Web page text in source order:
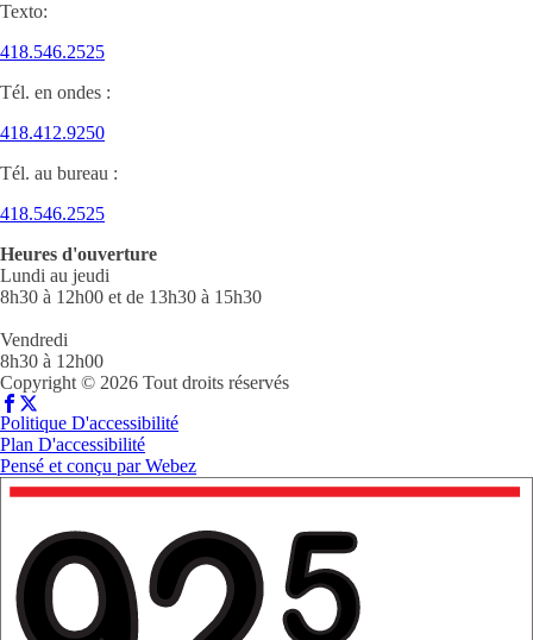
Texto:
418.546.2525
Tél. en ondes :
418.412.9250
Tél. au bureau :
418.546.2525
Heures d'ouverture
Lundi au jeudi
8h30 à 12h00 et de 13h30 à 15h30
Vendredi
8h30 à 12h00
Copyright © 2026 Tout droits réservés
Politique D'accessibilité
Plan D'accessibilité
Pensé et conçu parWebez